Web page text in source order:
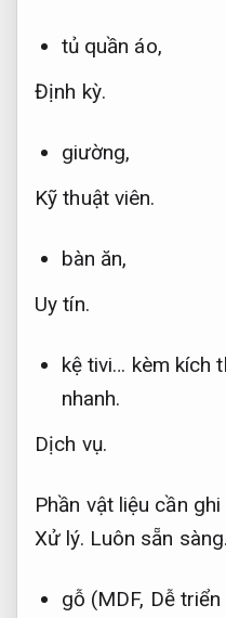
tủ quần áo,
Định kỳ.
giường,
Kỹ thuật viên.
bàn ăn,
Uy tín.
kệ tivi… kèm kích
nhanh.
Dịch vụ.
Phần vật liệu cần
Xử lý. Luôn sẵn sàng.
gỗ (MDF, Dễ triển